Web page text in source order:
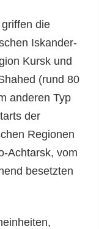
die
Iskander-
Kursk und
(rund 80
anderen Typ
der
Regionen
Achtarsk, vom
besetzten